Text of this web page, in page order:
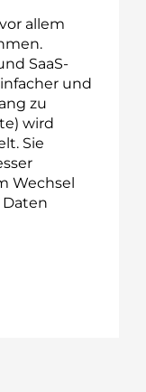
allem
SaaS-
und
zu
wird
Sie
Wechsel